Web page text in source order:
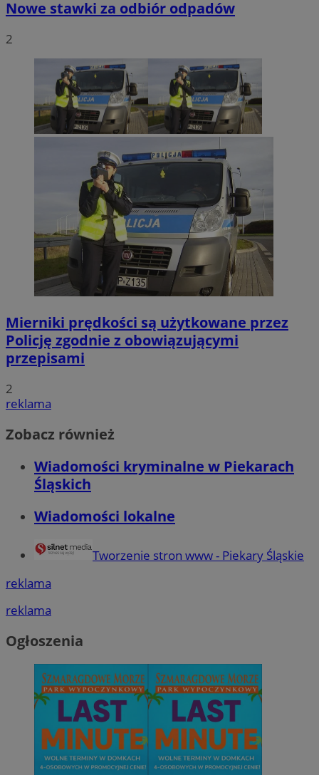
Nowe stawki za odbiór odpadów
2
Mierniki prędkości są użytkowane przez
Policję zgodnie z obowiązującymi
przepisami
2
reklama
Zobacz również
Wiadomości kryminalne w Piekarach
Śląskich
Wiadomości lokalne
Tworzenie stron www - Piekary Śląskie
reklama
reklama
Ogłoszenia